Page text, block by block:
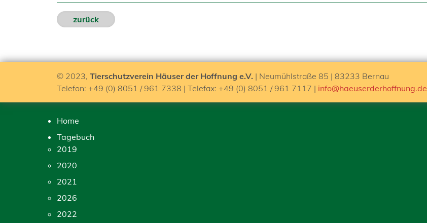
zurück
© 2023, Tierschutzverein Häuser der Hoffnung e.V. | Neumühlstraße 85 | 83233 Bernau
Telefon: +49 (0) 8051 / 961 7338 | Telefax: +49 (0) 8051 / 961 7117 | info@haeuserderhoffnung.de
Home
Tagebuch
2019
2020
2021
2026
2022